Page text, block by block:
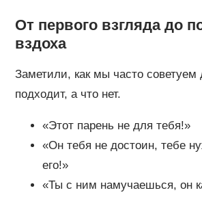
От первого взгляда до
вздоха
Заметили, как мы часто советуем
подходит, а что нет.
«Этот парень не для тебя!»
«Он тебя не достоин, тебе
его!»
«Ты с ним намучаешься, он